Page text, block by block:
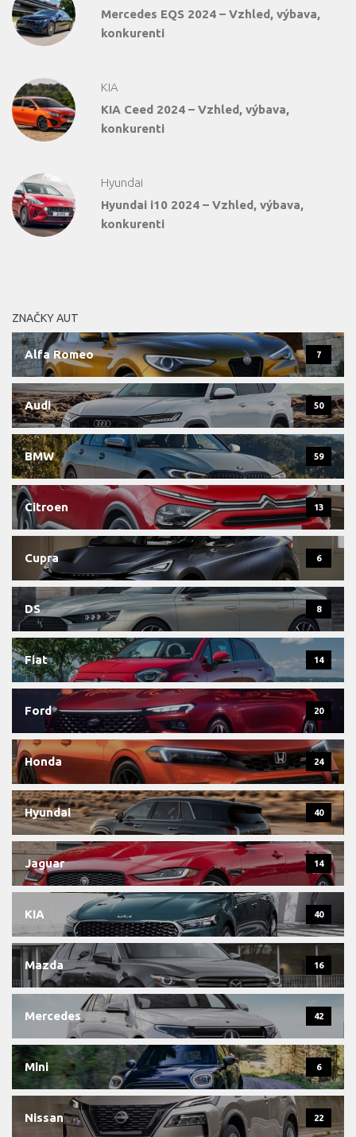
Mercedes EQS 2024 – Vzhled, výbava,
konkurenti
KIA
KIA Ceed 2024 – Vzhled, výbava,
konkurenti
Hyundai
Hyundai i10 2024 – Vzhled, výbava,
konkurenti
ZNAČKY AUT
Alfa Romeo 7
Audi 50
BMW 59
Citroen 13
Cupra 6
DS 8
Fiat 14
Ford 20
Honda 24
Hyundai 40
Jaguar 14
KIA 40
Mazda 16
Mercedes 42
Mini 6
Nissan 22